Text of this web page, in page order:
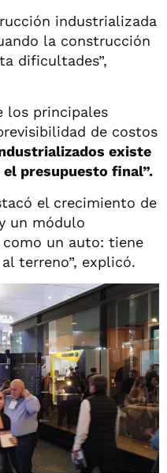
industrializada
la construcción
dificultades”,
los principales
de costos
existe
presupuesto final”.
el crecimiento de
un módulo
un auto: tiene
terreno”, explicó.